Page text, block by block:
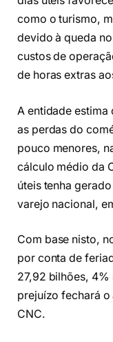
como o turismo,
devido à queda
custos de
de horas extras
A entidade estima
as perdas do
pouco menores,
cálculo médio da
úteis tenha
varejo nacional,
Com base nisto,
por conta de
27,92 bilhões,
prejuízo fechará
CNC.